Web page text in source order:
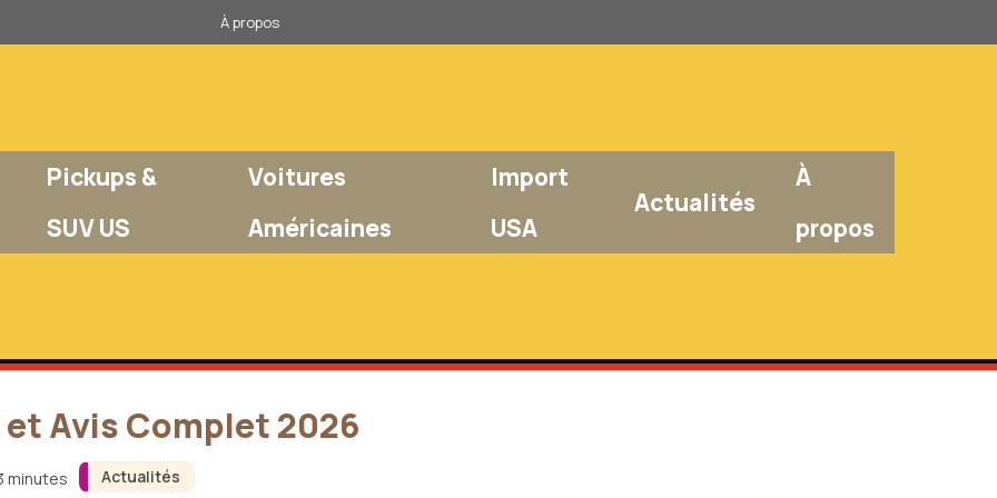
À propos
Pickups &
SUV US
Voitures
Américaines
Import
USA
Actualités
À
propos
Actualités
et Avis Complet 2026
minutes